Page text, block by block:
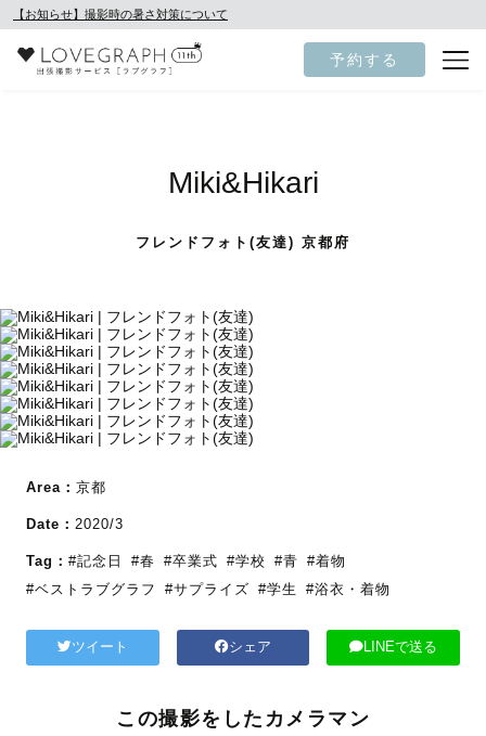
【お知らせ】撮影時の暑さ対策について
予約する
Miki&Hikari
フレンドフォト(友達) 京都府
Area： 京都
Date： 2020/3
Tag： #記念日 #春 #卒業式 #学校 #青 #着物
#ベストラブグラフ
#サプライズ #学生 #浴衣・着物
ツイート シェア LINEで送る
この撮影をしたカメラマン